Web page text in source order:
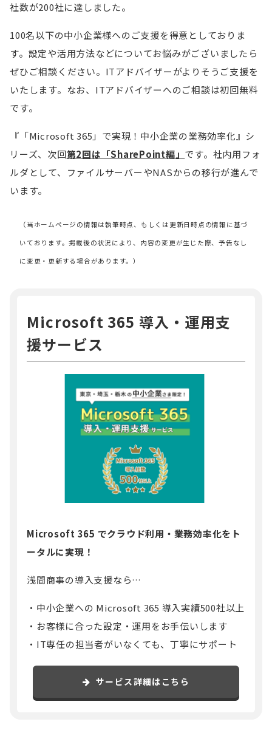
社数が200社に達しました。
100名以下の中小企業様へのご支援を得意としておりま
す。設定や活用方法などについてお悩みがございましたら
ぜひご相談ください。ITアドバイザーがよりそうご支援を
いたします。なお、ITアドバイザーへのご相談は初回無料
です。
『「Microsoft 365」で実現！中小企業の業務効率化』シ
リーズ、次回第2回は「SharePoint編」 です。社内用フォ
ルダとして、ファイルサーバーやNASからの移行が進んで
います。
（当ホームページの情報は執筆時点、もしくは更新日時点の情報に基づ
いております。掲載後の状況により、内容の変更が生じた際、予告なし
に変更・更新する場合があります。）
Microsoft 365 導入・運用支
援サービス
Microsoft 365 でクラウド利用・業務効率化をト
ータルに実現！
浅間商事の導入支援なら…
中小企業への Microsoft 365 導入実績500社以上
お客様に合った設定・運用をお手伝いします
IT専任の担当者がいなくても、丁寧にサポート
サービス詳細はこちら